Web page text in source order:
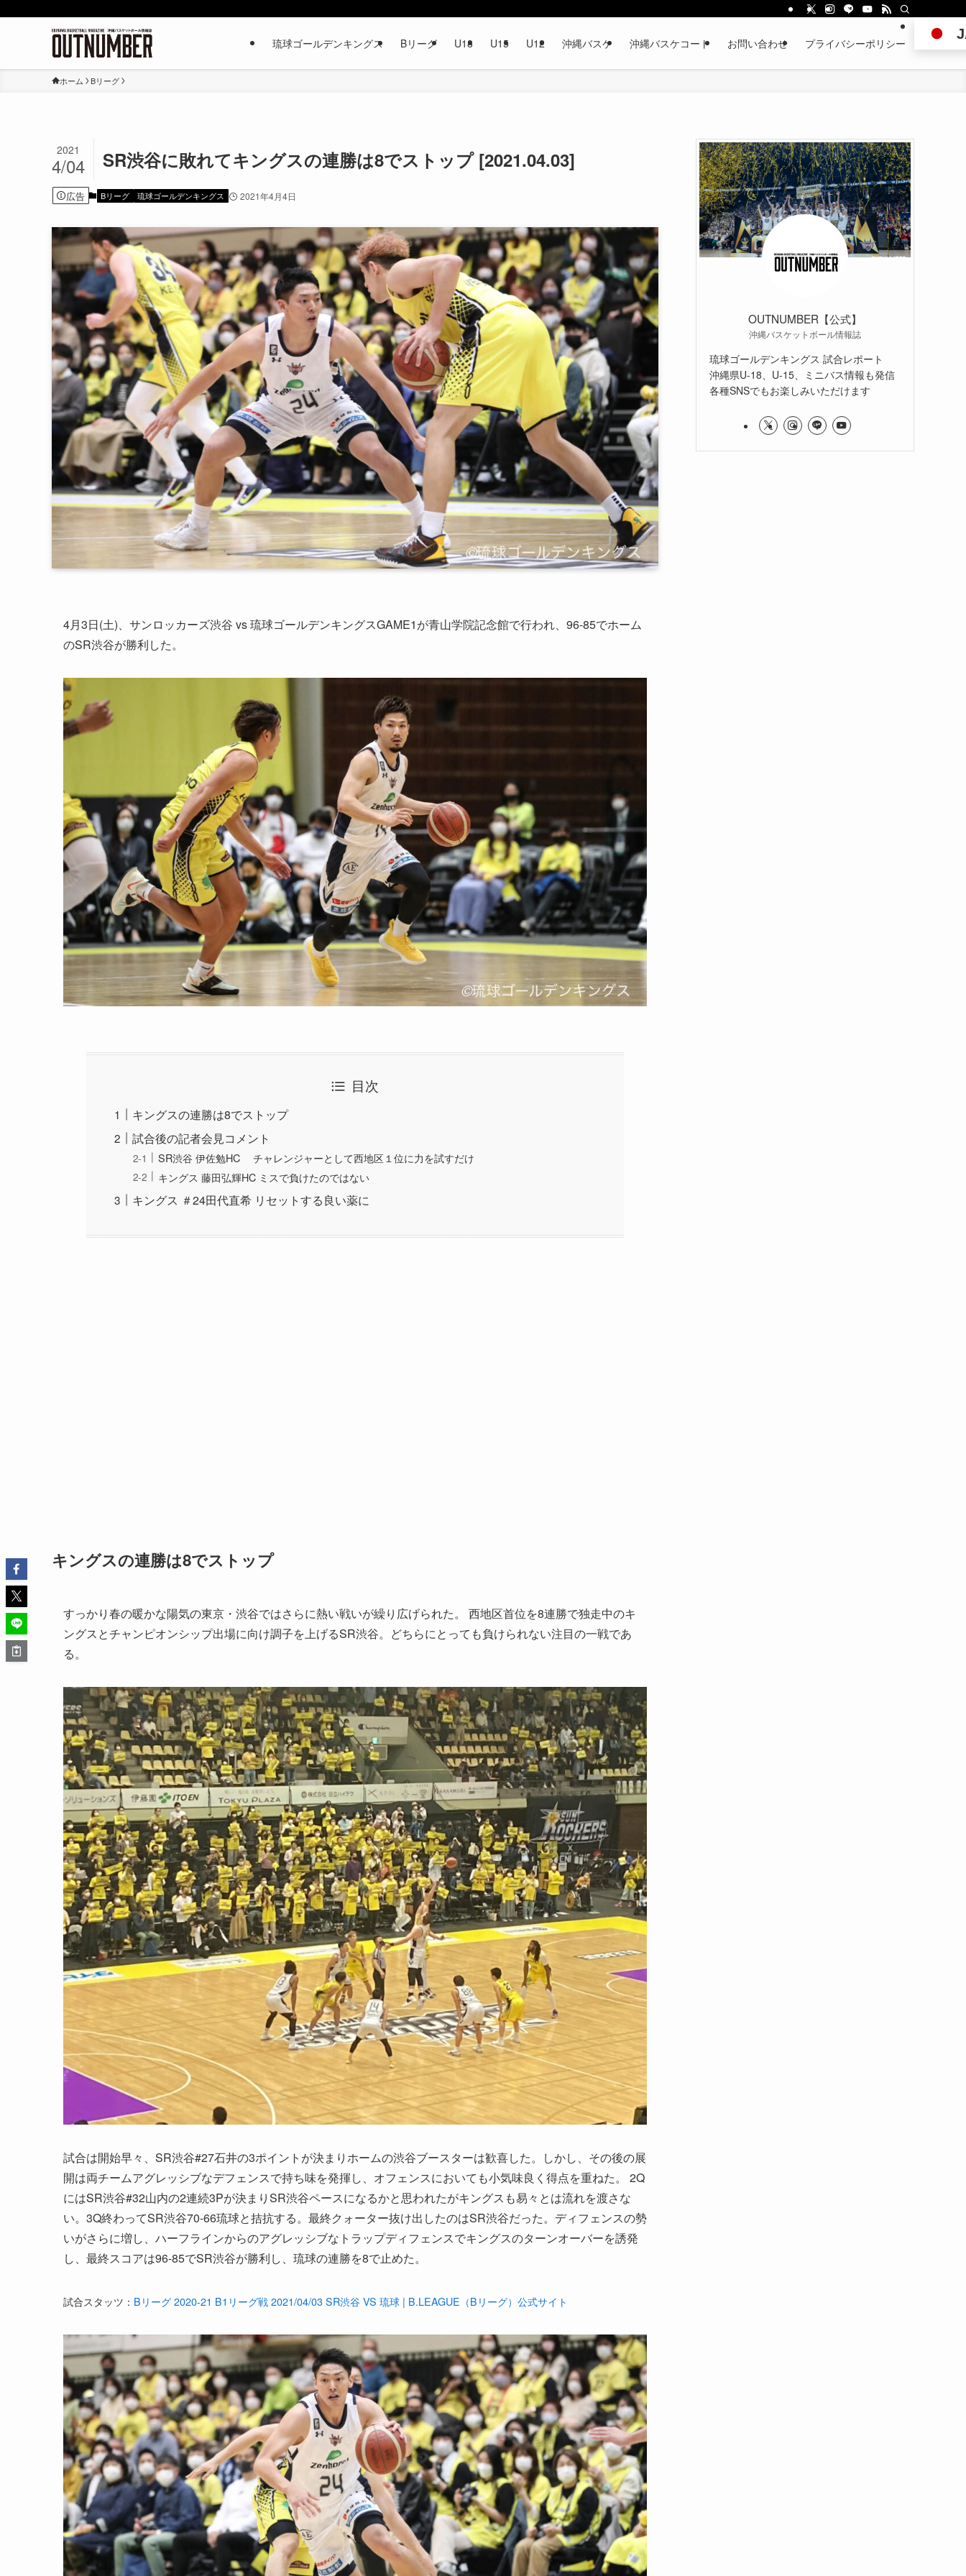
琉球ゴールデンキングス Bリーグ U18 U15 U12 沖縄バスケ 沖縄バスケコート お問い合わせ プライバシーポリシー
ホーム Bリーグ
SR渋谷に敗れてキングスの連勝は8でストップ [2021.04.03]
2021
4/04
広告 Bリーグ 琉球ゴールデンキングス 2021年4月4日
4月3日(土)、 サンロッカーズ渋谷 vs 琉球ゴールデンキングスGAME1が青山学院記念館で行われ、96-85でホーム
のSR渋谷が勝利した。
目次
キングスの連勝は8でストップ
試合後の記者会見コメント
SR渋谷 伊佐勉HC チャレンジャーとして西地区１位に力を試すだけ
キングス 藤田弘輝HC ミスで負けたのではない
キングス ＃24田代直希 リセットする良い薬に
キングスの連勝は8でストップ
すっかり春の暖かな陽気の東京・渋谷ではさらに熱い戦いが繰り広げられた。 西地区首位を8連勝で独走中のキ
ングスとチャンピオンシップ出場に向け調子を上げるSR渋谷。どちらにとっても負けられない注目の一戦であ
る。
試合は開始早々、SR渋谷#27石井の3ポイントが決まりホームの渋谷ブースターは歓喜した。しかし、その後の展
開は両チームアグレッシブなデフェンスで持ち味を発揮し、オフェンスにおいても小気味良く得点を重ねた。 2Q
にはSR渋谷#32山内の2連続3Pが決まりSR渋谷ペースになるかと思われたがキングスも易々とは流れを渡さな
い。3Q終わってSR渋谷70-66琉球と拮抗する。最終クォーター抜け出したのはSR渋谷だった。ディフェンスの勢
いがさらに増し、ハーフラインからのアグレッシブなトラップディフェンスでキングスのターンオーバーを誘発
し、最終スコアは96-85でSR渋谷が勝利し、琉球の連勝を8で止めた。
試合スタッツ： Bリーグ 2020-21 B1リーグ戦 2021/04/03 SR渋谷 VS 琉球 | B.LEAGUE（Bリーグ）公式サイト
OUTNUMBER【公式】
沖縄バスケットボール情報誌
琉球ゴールデンキングス 試合レポート
沖縄県U-18、U-15、ミニバス情報も発信
各種SNSでもお楽しみいただけます